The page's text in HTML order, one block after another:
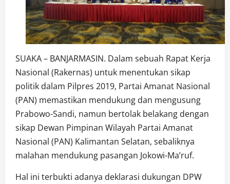
SUAKA – BANJARMASIN. Dalam sebuah Rapat Kerja
Nasional (Rakernas) untuk menentukan sikap
politik dalam Pilpres 2019, Partai Amanat Nasional
(PAN) memastikan mendukung dan mengusung
Prabowo-Sandi, namun bertolak belakang dengan
sikap Dewan Pimpinan Wilayah Partai Amanat
Nasional (PAN) Kalimantan Selatan, sebaliknya
malahan mendukung pasangan Jokowi-Ma’ruf.
Hal ini terbukti adanya deklarasi dukungan DPW